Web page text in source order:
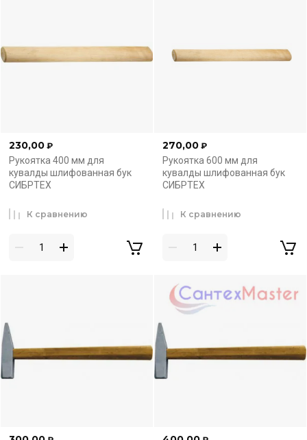
230,00 ₽
Рукоятка 400 мм для
кувалды шлифованная бук
СИБРТЕХ
К сравнению
270,00 ₽
Рукоятка 600 мм для
кувалды шлифованная бук
СИБРТЕХ
К сравнению